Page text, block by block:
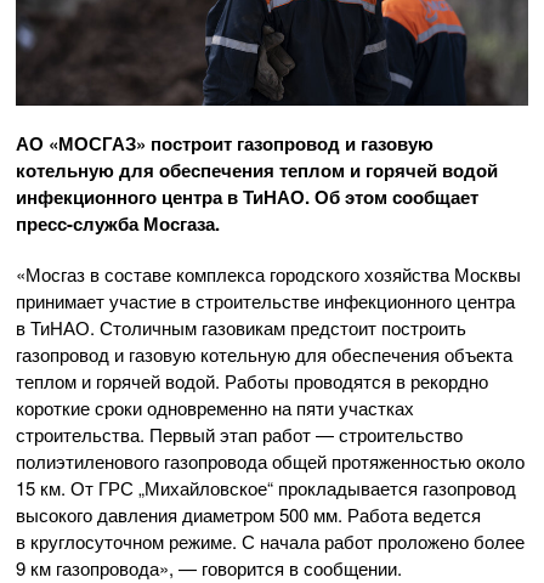
АО «МОСГАЗ» построит газопровод и газовую
котельную для обеспечения теплом и горячей водой
инфекционного центра в ТиНАО. Об этом сообщает
пресс-службаМосгаза.
«Мосгаз в составе комплекса городского хозяйства Москвы
принимает участие в строительстве инфекционного центра
в ТиНАО. Столичным газовикам предстоит построить
газопровод и газовую котельную для обеспечения объекта
теплом и горячей водой. Работы проводятся в рекордно
короткие сроки одновременно на пяти участках
строительства. Первый этап работ — строительство
полиэтиленового газопровода общей протяженностью около
15 км. От ГРС „Михайловское“ прокладывается газопровод
высокого давления диаметром 500 мм. Работа ведется
в круглосуточном режиме. С начала работ проложено более
9 км газопровода», — говорится в сообщении.